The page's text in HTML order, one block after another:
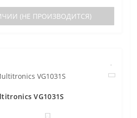
(НЕ ПРОИЗВОДИТСЯ)
VG1031S